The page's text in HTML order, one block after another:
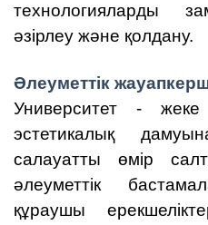
технологияларды
әзірлеу және қолдану.
Әлеуметтік
Университет - жеке
эстетикалық
салауатты өмір
әлеуметтік
құраушы